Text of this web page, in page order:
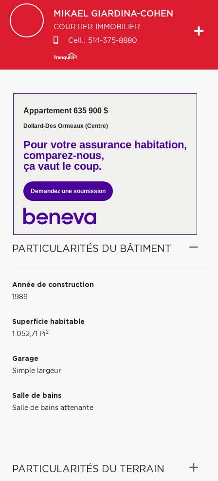
MIKAEL GIARDINA-COHEN
COURTIER IMMOBILIER
Cell.: 514-375-8880
Appartement 635 900 $
Dollard-Des Ormeaux (Centre)
Pour votreassurance habitation,
comparez-nous,
ça vaut le coup.
Demandez une soumission
PARTICULARITÉS DU BÂTIMENT
Année de construction
1989
Superficie habitable
1 052,71 Pi2
Garage
Simple largeur
Salle de bains
Salle de bains attenante
PARTICULARITÉS DU TERRAIN